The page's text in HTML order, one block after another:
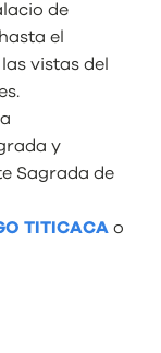
de
el
vistas del
y
Sagrada de
TITICACA o